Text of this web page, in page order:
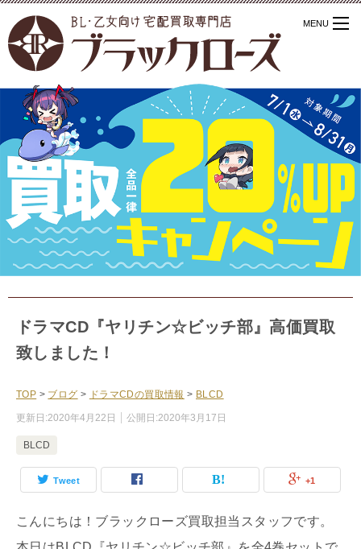
ドラマCD『ヤリチン☆ビッチ部』高価買取
致しました！
TOP > ブログ > ドラマCDの買取情報 > BLCD
更新日:2020年4月22日 公開日:2020年3月17日
BLCD
Tweet +1
こんにちは！ブラックローズ買取担当スタッフです。